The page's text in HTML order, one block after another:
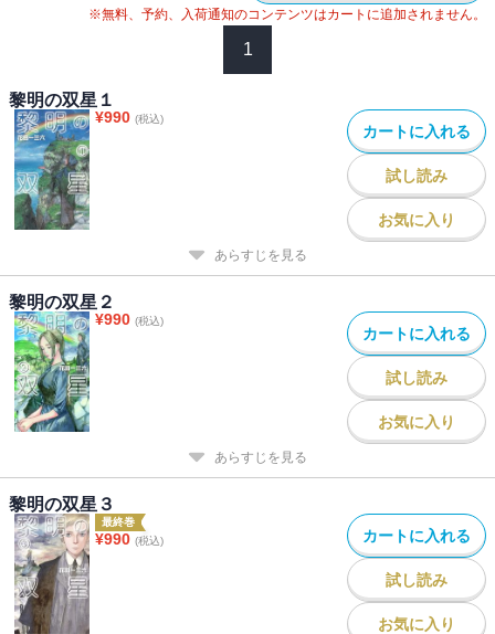
※無料、予約、入荷通知のコンテンツはカートに追加されません。
1
黎明の双星１
¥990 (税込)
カートに入れる
試し読み
お気に入り
あらすじを見る
黎明の双星２
¥990 (税込)
カートに入れる
試し読み
お気に入り
あらすじを見る
黎明の双星３
最終巻
¥990 (税込) カートに入れる
試し読み
お気に入り